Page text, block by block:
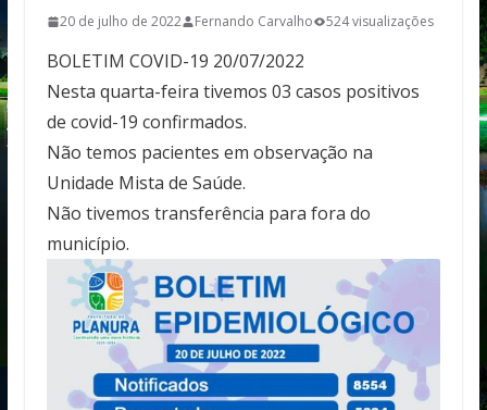
20 de julho de 2022 Fernando Carvalho 524 visualizações
BOLETIM COVID-19 20/07/2022
Nesta quarta-feira tivemos 03 casos positivos
de covid-19 confirmados.
Não temos pacientes em observação na
Unidade Mista de Saúde.
Não tivemos transferência para fora do
município.